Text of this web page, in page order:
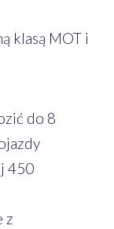
klasą MOT i
do 8
450
z